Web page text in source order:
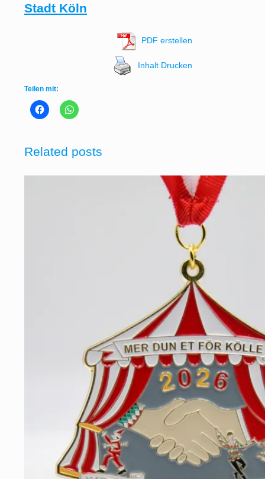
Stadt Köln
PDF erstellen
Inhalt Drucken
Teilen mit:
Related posts